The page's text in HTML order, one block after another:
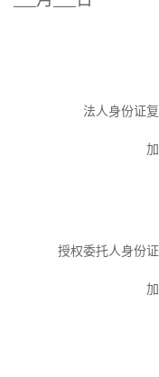
法人身份证
授权委托人身份